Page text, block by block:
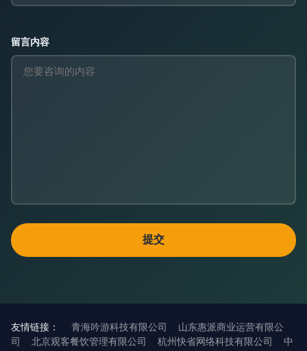
留言内容
友情链接： 青海吟游科技有限公司
山东惠派商业运营有限公
司
北京观客餐饮管理有限公司 杭州快省网络科技有限公司
中